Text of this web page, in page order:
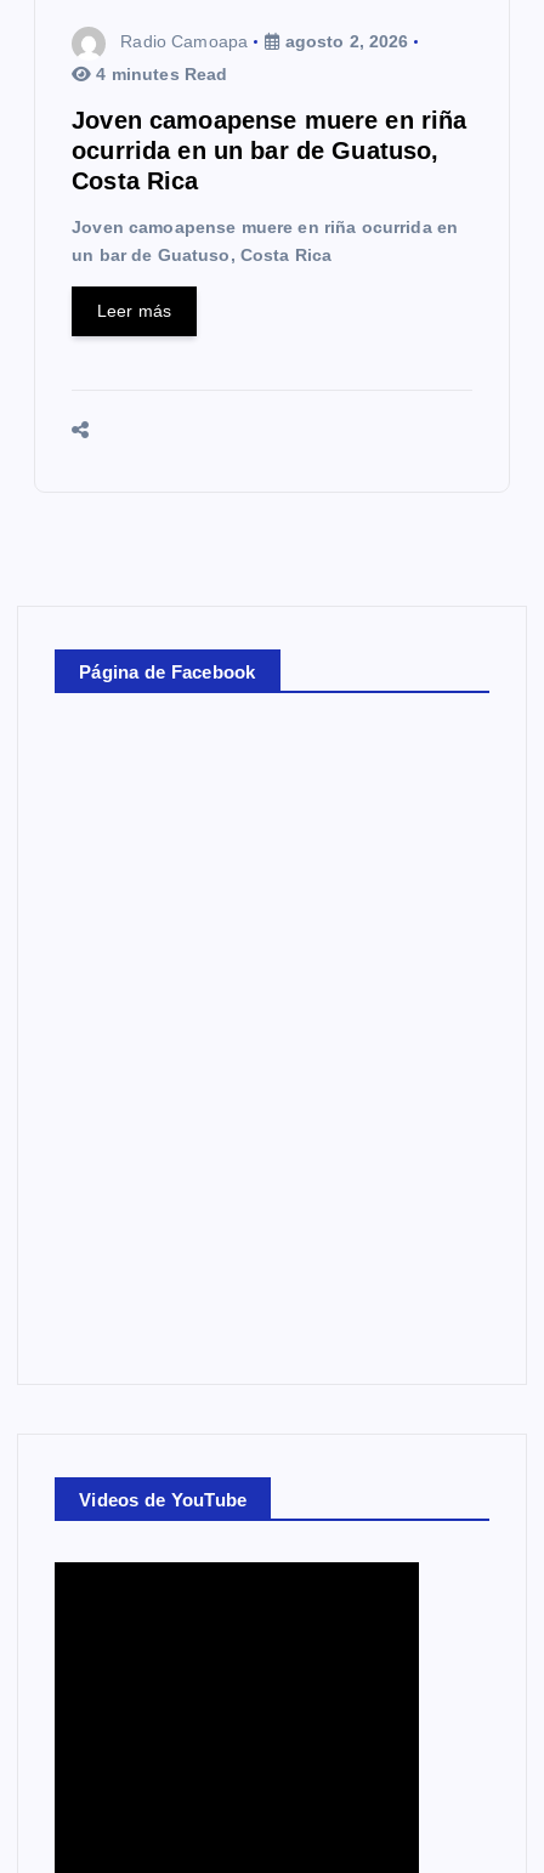
Radio Camoapa
agosto 2, 2026
4 minutes Read
Joven camoapense muere en riña
ocurrida en un bar de Guatuso,
Costa Rica
Joven camoapense muere en riña ocurrida en
un bar de Guatuso, Costa Rica
Leer más
Página de Facebook
Videos de YouTube